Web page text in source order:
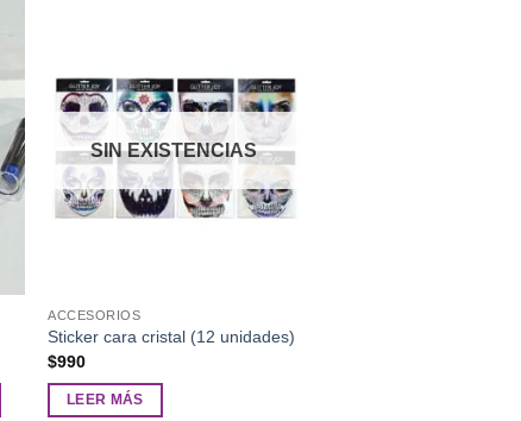
lista de
deseos
SIN EXISTENCIAS
ACCESORIOS
Sticker cara cristal (12 unidades)
$990
LEER MÁS